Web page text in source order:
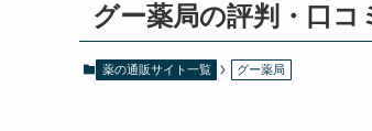
グー薬局の評判・口コ
薬の通販サイト一覧 グー薬局